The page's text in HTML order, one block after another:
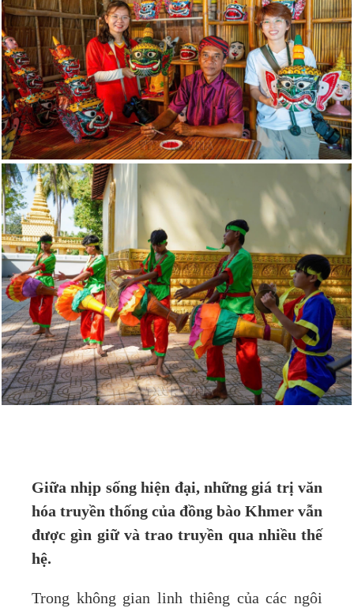
Giữa nhịp sống hiện đại, những giá trị văn
hóa truyền thống của đồng bào Khmer vẫn
được gìn giữ và trao truyền qua nhiều thế
hệ.
Trong không gian linh thiêng của các ngôi